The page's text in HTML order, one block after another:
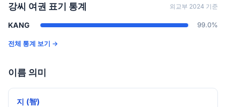
강씨 여권 표기 통계 외교부 2024 기준
KANG 99.0%
전체 통계 보기 →
이름 의미
지 (智)